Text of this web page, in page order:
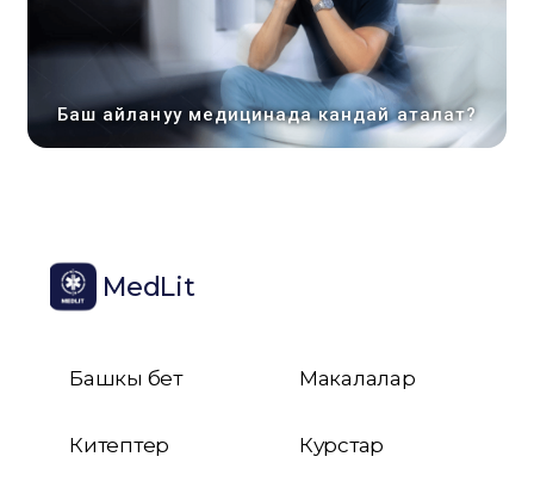
Баш айлануу медицинада кандай аталат?
MedLit
Башкы бет Макалалар
Китептер Курстар